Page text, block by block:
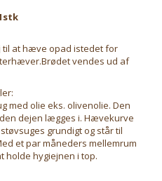
at hæve opad istedet for
vendes ud af
med olie eks. olivenolie. Den
dejen lægges i. Hævekurve
grundigt og står til
et par måneders mellemrum
holde hygiejnen i top.